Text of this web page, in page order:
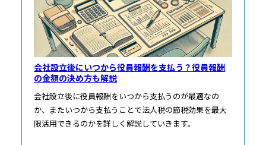
会社設立後にいつから役員報酬を支払う？役員報酬
の金額の決め方も解説
会社設立後に役員報酬をいつから支払うのが最適なの
か、またいつから支払うことで法人税の節税効果を最大
限活用できるのかを詳しく解説していきます。